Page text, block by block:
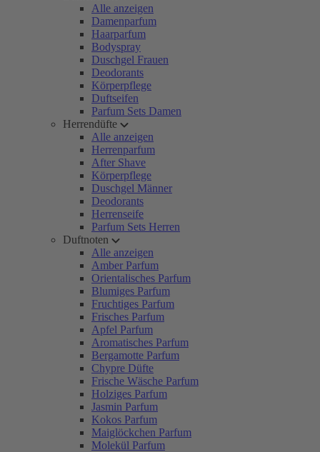
Alle anzeigen
Damenparfum
Haarparfum
Bodyspray
Duschgel Frauen
Deodorants
Körperpflege
Duftseifen
Parfum Sets Damen
Herrendüfte
Alle anzeigen
Herrenparfum
After Shave
Körperpflege
Duschgel Männer
Deodorants
Herrenseife
Parfum Sets Herren
Duftnoten
Alle anzeigen
Amber Parfum
Orientalisches Parfum
Blumiges Parfum
Fruchtiges Parfum
Frisches Parfum
Apfel Parfum
Aromatisches Parfum
Bergamotte Parfum
Chypre Düfte
Frische Wäsche Parfum
Holziges Parfum
Jasmin Parfum
Kokos Parfum
Maiglöckchen Parfum
Molekül Parfum